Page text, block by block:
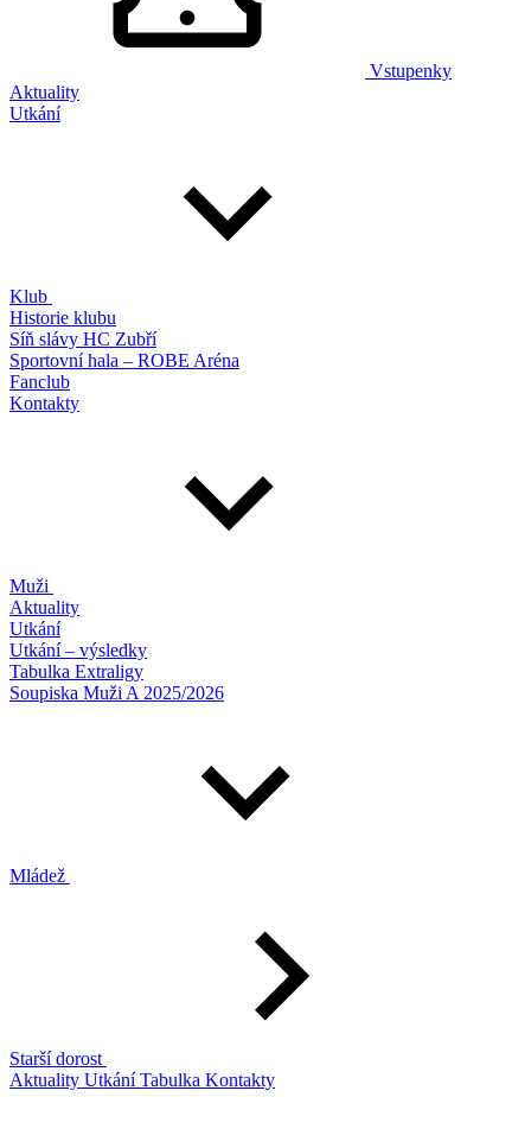
Vstupenky
Aktuality
Utkání
Klub
Historie klubu
Síň slávy HC Zubří
Sportovní hala – ROBE Aréna
Fanclub
Kontakty
Muži
Aktuality
Utkání
Utkání – výsledky
Tabulka Extraligy
Soupiska Muži A 2025/2026
Mládež
Starší dorost
Aktuality UtkáníTabulka Kontakty